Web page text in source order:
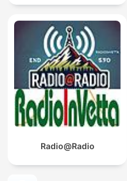
Radio@Radio